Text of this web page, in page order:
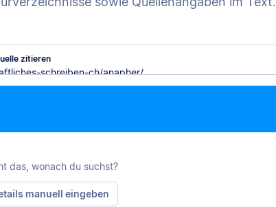
zitieren
das, wonach du suchst?
manuell eingeben